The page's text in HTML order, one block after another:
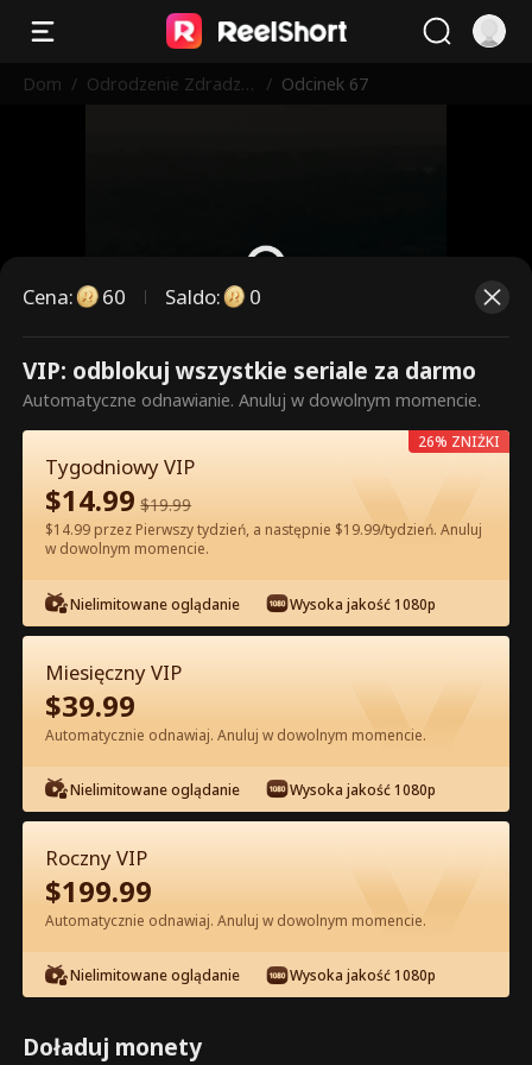
Dom / Odrodzenie Zdradzo
/ Odcinek 67
To są płatne odcinki. Odblokuj,
aby oglądać.
60
Odcinek 67 - Odrodzenie Zdradzonej
Alfa Pełna Wersja Filmu
0-49 50-74 Wszystkie Odcinki
67 68 69 70 71
Cena: 60 Saldo: 0
VIP: odblokuj wszystkie seriale za darmo
Automatyczne odnawianie. Anuluj w dowolnym momencie.
Tygodniowy VIP
$14.99 $19.99
$14.99 przez Pierwszy tydzień, a następnie $19.99/tydzień. Anuluj
w dowolnym momencie.
Nielimitowane oglądanie Wysoka jakość 1080p
26% ZNIŻKI
Miesięczny VIP
$39.99
Automatycznie odnawiaj. Anuluj w dowolnym momencie.
Nielimitowane oglądanie Wysoka jakość 1080p
Roczny VIP
$199.99
Automatycznie odnawiaj. Anuluj w dowolnym momencie.
Nielimitowane oglądanie Wysoka jakość 1080p
Doładuj monety